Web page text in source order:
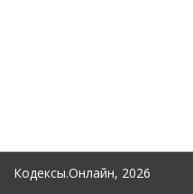
Кодексы.Онлайн, 2026